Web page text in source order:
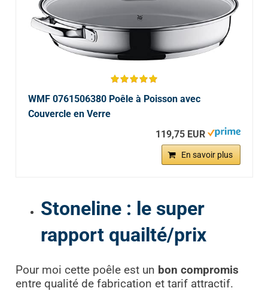
WMF 0761506380 Poêle à Poisson avec
Couvercle en Verre
119,75 EUR
En savoir plus
Stoneline : le super
rapport quailté/prix
Pour moi cette poêle est un bon compromis
entre qualité de fabrication et tarif attractif.